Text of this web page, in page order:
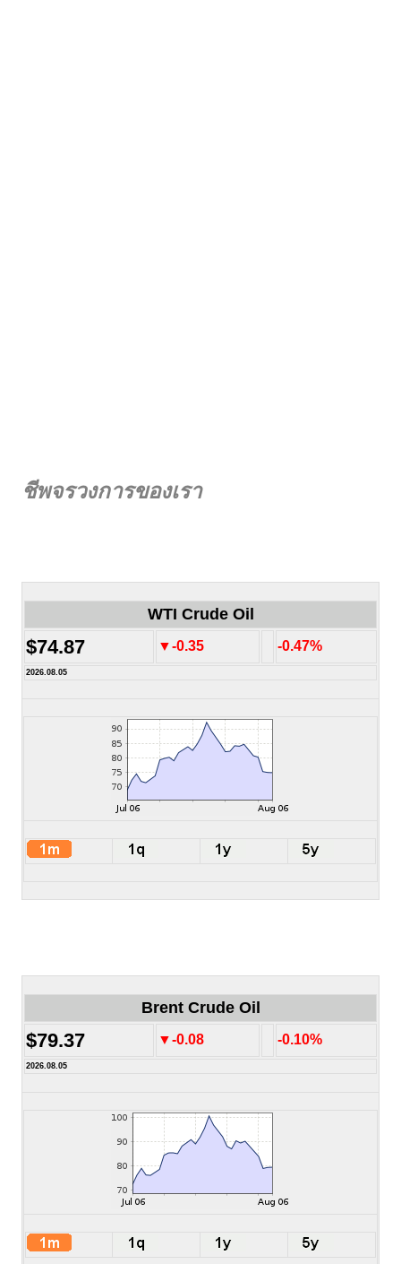
ชีพจรวงการของเรา
WTI Crude Oil
$74.87 ▼-0.35 -0.47%
2026.08.05
Brent Crude Oil
$79.37 ▼-0.08 -0.10%
2026.08.05